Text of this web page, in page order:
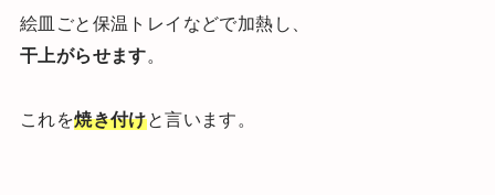
絵皿ごと保温トレイなどで加熱し、
干上がらせます。
これを焼き付けと言います。